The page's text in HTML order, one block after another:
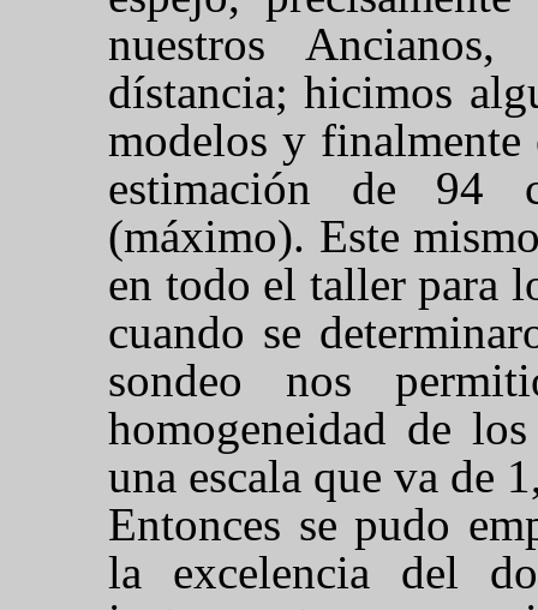
nuestros
dístancia; hicimos
modelos y finalmente
estimación de 94
(máximo). Este
en todo el taller para
cuando se
sondeo nos
homogeneidad de
una escala que va de
Entonces se pudo
la excelencia del